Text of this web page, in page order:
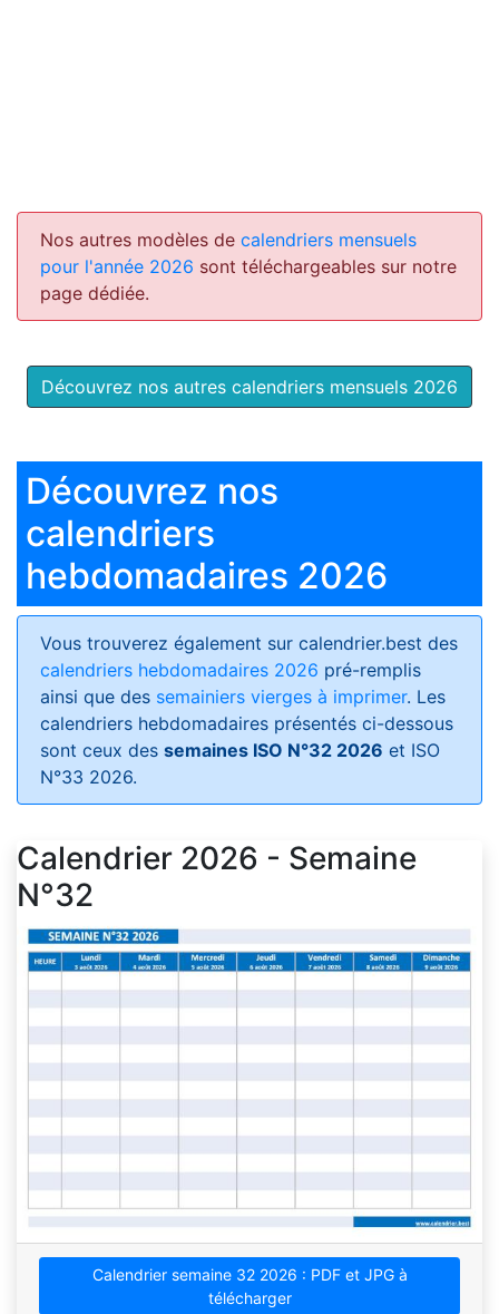
Nos autres modèles de calendriers mensuels
pour l'année 2026 sont téléchargeables sur notre
page dédiée.
Découvrez nos autres calendriers mensuels 2026
Découvrez nos
calendriers
hebdomadaires 2026
Vous trouverez également sur calendrier.best des
calendriers hebdomadaires 2026 pré-remplis
ainsi que des semainiers vierges à imprimer. Les
calendriers hebdomadaires présentés ci-dessous
sont ceux des semaines ISO N°32 2026 et ISO
N°33 2026.
Calendrier 2026 - Semaine
N°32
Calendrier semaine 32 2026 : PDF et JPG à
télécharger